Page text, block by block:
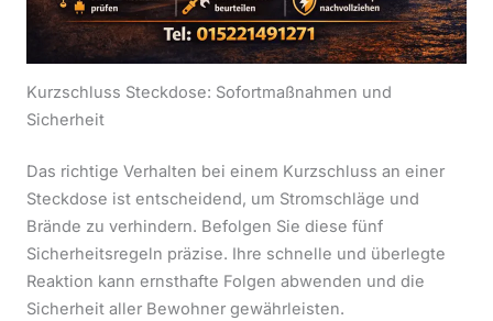
Kurzschluss Steckdose: Sofortmaßnahmen und
Sicherheit
Das richtige Verhalten bei einem Kurzschluss an einer
Steckdose ist entscheidend, um Stromschläge und
Brände zu verhindern. Befolgen Sie diese fünf
Sicherheitsregeln präzise. Ihre schnelle und überlegte
Reaktion kann ernsthafte Folgen abwenden und die
Sicherheit aller Bewohner gewährleisten.